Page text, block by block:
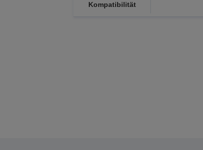
Kompatibilität